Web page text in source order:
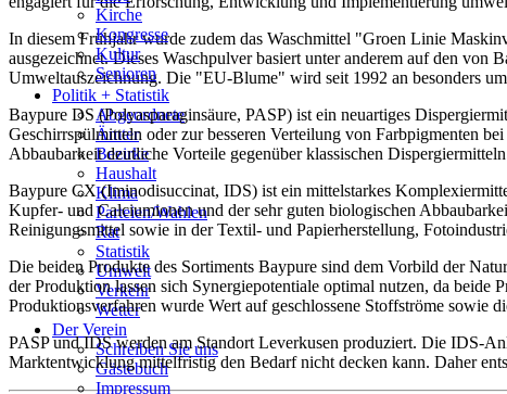
Kirche
Kongresse
Kultur
Senioren
Stadtführer
Straßen
Politik + Statistik
Abgeordnete
Ämter
Bezirke
Haushalt
Klima
Parteien/Wahlen
Rat
Statistik
Umwelt
Verkehr
Wetter
Der Verein
Schreiben Sie uns
Gästebuch
Impressum
In diesem Frühjahr wurde zudem das Waschmittel "Groen Linie
ausgezeichnet. Dieses Waschpulver basiert unter anderem auf den
Umweltauszeichnung. Die "EU-Blume" wird seit 1992 an besonders
Baypure DS (Polyasparaginsäure, PASP) ist ein neuartiges
Geschirrspülmitteln oder zur besseren Verteilung von Farbpigmenten
Abbaubarkeit deutliche Vorteile gegenüber klassischen
Baypure CX (Iminodisuccinat, IDS) ist ein mittelstarkes
Kupfer- und Calciumionen und der sehr guten biologischen
Reinigungsmittel sowie in der Textil- und Papierherstellung,
Die beiden Produkte des Sortiments Baypure sind dem Vorbild der
der Produktion lassen sich Synergiepotentiale optimal nutzen, da
Produktionsverfahren wurde Wert auf geschlossene Stoffströme sowie
PASP und IDS werden am Standort Leverkusen produziert. Die IDS-
Marktentwicklung mittelfristig den Bedarf nicht decken kann. Daher